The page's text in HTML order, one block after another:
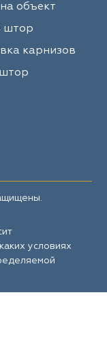
объект
штор
карнизов
условиях